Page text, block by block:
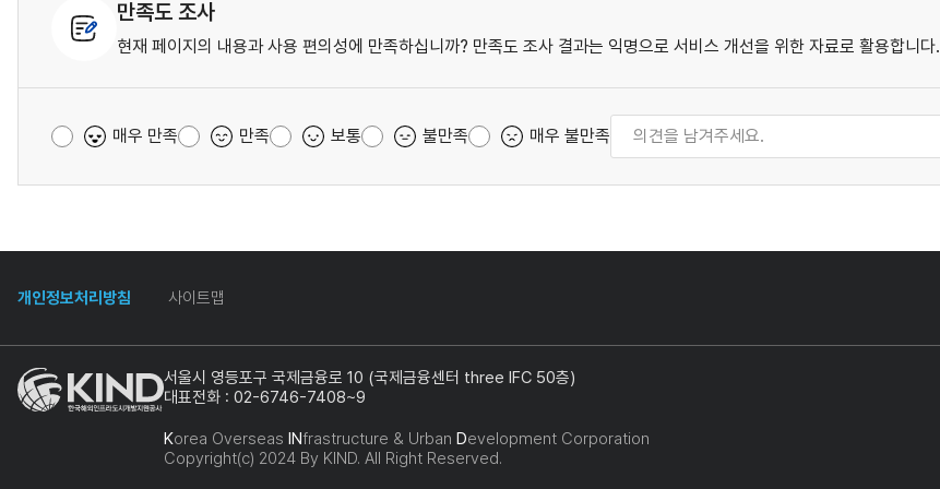
만족도 조사
현재 페이지의 내용과 사용 편의성에 만족하십니까? 만족도 조사 결과는 익명으로 서비스 개선을 위한 자료로 활용합니다.
매우 만족 만족 보통 불만족 매우 불만족
개인정보처리방침 사이트맵
서울시 영등포구 국제금융로 10 (국제금융센터 three IFC 50층)
대표전화 : 02-6746-7408~9
Korea Overseas INfrastructure & Urban Development Corporation
Copyright(c) 2024 By KIND. All Right Reserved.